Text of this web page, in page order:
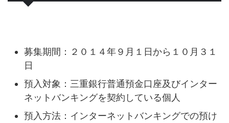
募集期間：２０１４年９月１日から１０月３１
日
預入対象：三重銀行普通預金口座及びインター
ネットバンキングを契約している個人
預入方法：インターネットバンキングでの預け